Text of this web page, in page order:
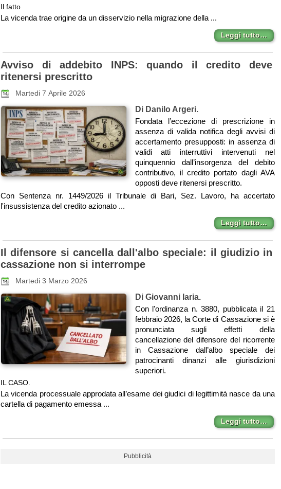
Il fatto
La vicenda trae origine da un disservizio nella migrazione della ...
Leggi tutto…
Avviso di addebito INPS: quando il credito deve
ritenersi prescritto
Martedi 7 Aprile 2026
Di Danilo Argeri.
Fondata l’eccezione di prescrizione in
assenza di valida notifica degli avvisi di
accertamento presupposti: in assenza di
validi atti interruttivi intervenuti nel
quinquennio dall’insorgenza del debito
contributivo, il credito portato dagli AVA
opposti deve ritenersi prescritto.
Con Sentenza nr. 1449/2026 il Tribunale di Bari, Sez. Lavoro, ha accertato
l'insussistenza del credito azionato ...
Leggi tutto…
Il difensore si cancella dall'albo speciale: il giudizio in
cassazione non si interrompe
Martedi 3 Marzo 2026
Di Giovanni Iaria.
Con l'ordinanza n. 3880, pubblicata il 21
febbraio 2026, la Corte di Cassazione si è
pronunciata sugli effetti della
cancellazione del difensore del ricorrente
in Cassazione dall’albo speciale dei
patrocinanti dinanzi alle giurisdizioni
superiori.
IL CASO.
La vicenda processuale approdata all’esame dei giudici di legittimità nasce da una
cartella di pagamento emessa ...
Leggi tutto…
Pubblicità